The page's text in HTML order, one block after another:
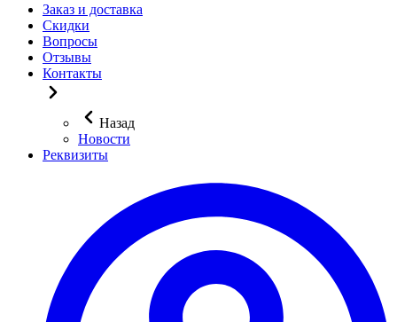
Заказ и доставка
Скидки
Вопросы
Отзывы
Контакты
Назад
Новости
Реквизиты